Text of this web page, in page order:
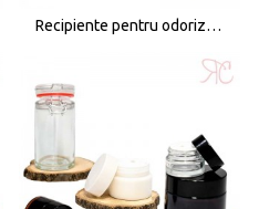
Recipiente pentru odorizante